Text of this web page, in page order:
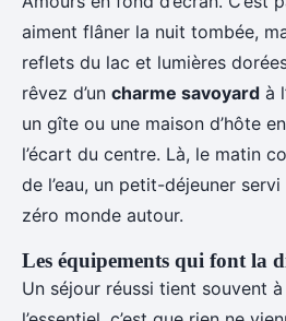
aiment flâner la nuit tombée,
reflets du lac et lumières
rêvez d’un charme savoyard à
un gîte ou une maison d’hôte
l’écart du centre. Là, le matin
de l’eau, un petit-déjeuner
zéro monde autour.
Les équipements qui font la
Un séjour réussi tient souvent